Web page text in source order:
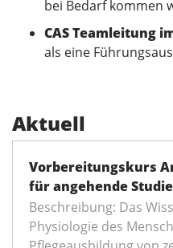
bei Bedarf kommen
CAS Teamleitung
als eine
Aktuell
Vorbereitungskurs
für angehende
Beschreibung: Das
Physiologie des